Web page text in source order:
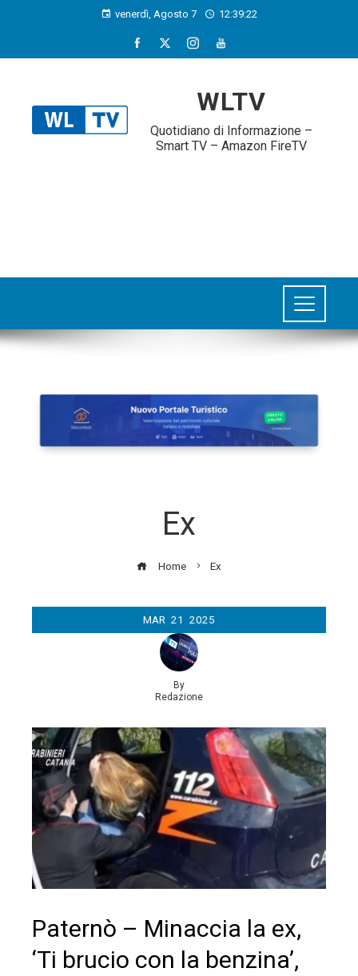
venerdì, Agosto 7 12:39:23
WLTV
Quotidiano di Informazione –
Smart TV – Amazon FireTV
Ex
Home Ex
MAR 21 2025
By
Redazione
Paternò – Minaccia la ex,
‘Ti brucio con la benzina’,